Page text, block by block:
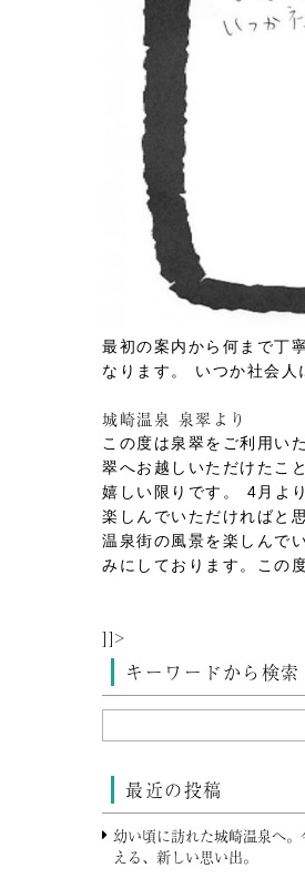
最初の案内から何まで丁
なります。
いつか社会人
城崎温泉 泉翠より
この度は泉翠をご利用い
翠へお越しいただけたこ
嬉しい限りです。
4月よ
楽しんでいただければと
温泉街の風景を楽しんで
みにしております。この
]]>
キーワードから検索
最近の投稿
幼い頃に訪れた城崎温泉へ
える、新しい思い出。